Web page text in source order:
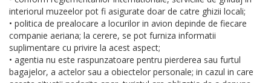
interiorul muzeelor pot fi asigurate doar de catre ghizii locali;
• politica de prealocare a locurilor in avion depinde de fiecare
companie aeriana; la cerere, se pot furniza informatii
suplimentare cu privire la acest aspect;
• agentia nu este raspunzatoare pentru pierderea sau furtul
bagajelor, a actelor sau a obiectelor personale; in cazul in care